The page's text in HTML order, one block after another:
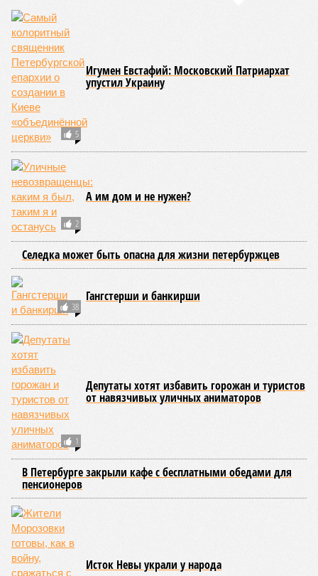
В Северной столице готовятся к созданию наземного метро (фото:
Telegram-канал губернатора Петербурга Александра Беглова)
Развитие Санкт-Петербурга включает в себя несколько ключевых
направлений в сфере транспорта, среди которых особое место
занимает создание системы наземного метро.
Этот проект призван дополнить существующие линии
метрополитена, а также облегчить дорожную обстановку в
городе. Для успешной реализации новой транспортной
системы планируется тесная интеграция пригородных
электричек в городскую транспортную сеть. Это
предполагает создание единой системы тарифов и
маршрутов, а также согласование расписаний электричек с
городским общественным транспортом.
Председатель Комитета по транспорту Санкт-Петербурга
Денис Минкин
основ для будущего наземного метро. По его словам, шаги
в этом направлении уже предпринимаются, начиная с
запуска тактового движения пригородных электричек. В